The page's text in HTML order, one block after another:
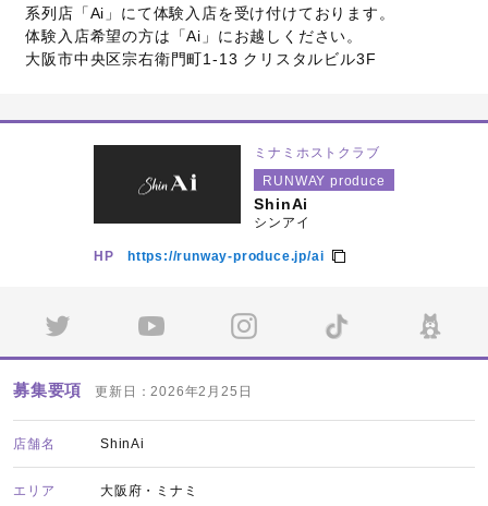
系列店「Ai」にて体験入店を受け付けております。
体験入店希望の方は「Ai」にお越しください。
大阪市中央区宗右衛門町1-13 クリスタルビル3F
ミナミホストクラブ
RUNWAY produce
ShinAi
シンアイ
HP https://runway-produce.jp/ai
募集要項 更新日：2026年2月25日
店舗名 ShinAi
エリア 大阪府・ミナミ